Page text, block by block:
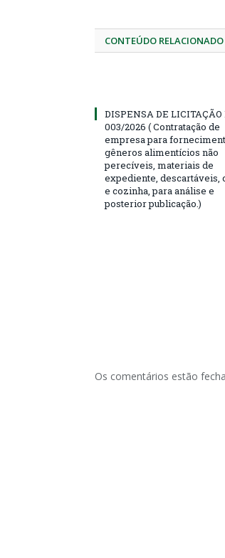
CONTEÚDO RELACIONADO
DISPENSA DE LICITAÇÃO
003/2026 ( Contratação de
empresa para
gêneros alimentícios não
perecíveis, materiais de
expediente, descartáveis,
e cozinha, para análise e
posterior publicação.)
Os comentários estão